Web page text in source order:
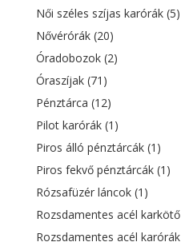
Női széles szíjas karórák (5)
Nővérórák (20)
Óradobozok (2)
Óraszíjak (71)
Pénztárca (12)
Pilot karórák (1)
Piros álló pénztárcák (1)
Piros fekvő pénztárcák (1)
Rózsafüzér láncok (1)
Rozsdamentes acél karkötő
Rozsdamentes acél karórák